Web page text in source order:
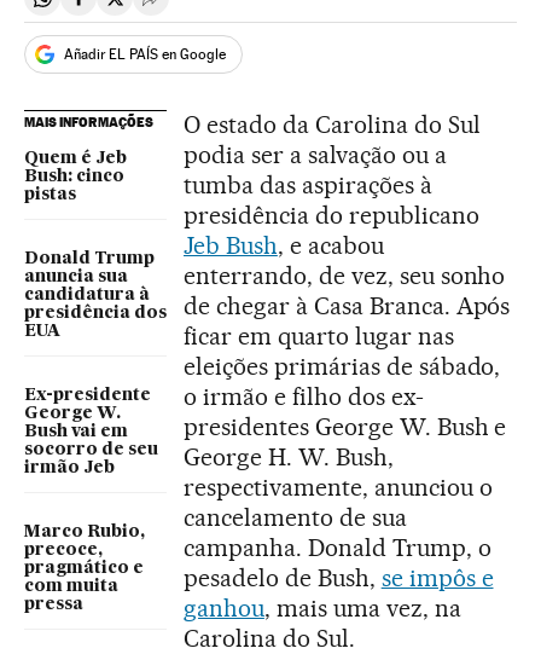
Compartir en Whatsapp
Compartir en Facebook
Compartir en Twitter
Desplegar Redes Sociales
Añadir EL PAÍS en Google
MAIS INFORMAÇÕES
Quem é Jeb
Bush: cinco
pistas
Donald Trump
anuncia sua
candidatura à
presidência dos
EUA
Ex-presidente
George W.
Bush vai em
socorro de seu
irmão Jeb
Marco Rubio,
precoce,
pragmático e
com muita
pressa
O estado da Carolina do Sul
podia ser a salvação ou a
tumba das aspirações à
presidência do republicano
Jeb Bush, e acabou
enterrando, de vez, seu sonho
de chegar à Casa Branca. Após
ficar em quarto lugar nas
eleições primárias de sábado,
o irmão e filho dos ex-
presidentes George W. Bush e
George H. W. Bush,
respectivamente, anunciou o
cancelamento de sua
campanha. Donald Trump, o
pesadelo de Bush, se impôs e
ganhou, mais uma vez, na
Carolina do Sul.